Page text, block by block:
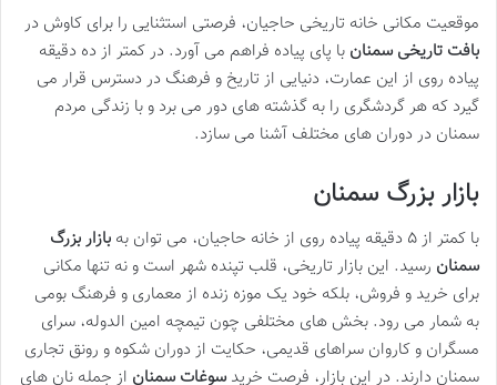
موقعیت مکانی خانه تاریخی حاجیان، فرصتی استثنایی را برای کاوش در
بافت تاریخی سمنان با پای پیاده فراهم می آورد. در کمتر از ده دقیقه
پیاده روی از این عمارت، دنیایی از تاریخ و فرهنگ در دسترس قرار می
گیرد که هر گردشگری را به گذشته های دور می برد و با زندگی مردم
سمنان در دوران های مختلف آشنا می سازد.
بازار بزرگ سمنان
با کمتر از ۵ دقیقه پیاده روی از خانه حاجیان، می توان به
بازار بزرگ
سمنان رسید. این بازار تاریخی، قلب تپنده شهر است و نه تنها مکانی
برای خرید و فروش، بلکه خود یک موزه زنده از معماری و فرهنگ بومی
به شمار می رود. بخش های مختلفی چون تیمچه امین الدوله، سرای
مسگران و کاروان سراهای قدیمی، حکایت از دوران شکوه و رونق تجاری
سمنان دارند. در این بازار، فرصت خریدسوغات سمنان از جمله نان های